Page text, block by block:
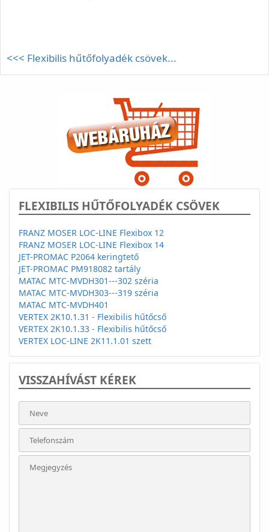
<<< Flexibilis hűtőfolyadék csövek...
FLEXIBILIS HŰTŐFOLYADÉK CSÖVEK
FRANZ MOSER LOC-LINE Flexibox 12
FRANZ MOSER LOC-LINE Flexibox 14
JET-PROMAC P2064 keringtető
JET-PROMAC PM918082 tartály
MATAC MTC-MVDH301---302 széria
MATAC MTC-MVDH303---319 széria
MATAC MTC-MVDH401
VERTEX 2K10.1.31 - Flexibilis hűtőcső
VERTEX 2K10.1.33 - Flexibilis hűtőcső
VERTEX LOC-LINE 2K11.1.01 szett
VISSZAHÍVÁST KÉREK